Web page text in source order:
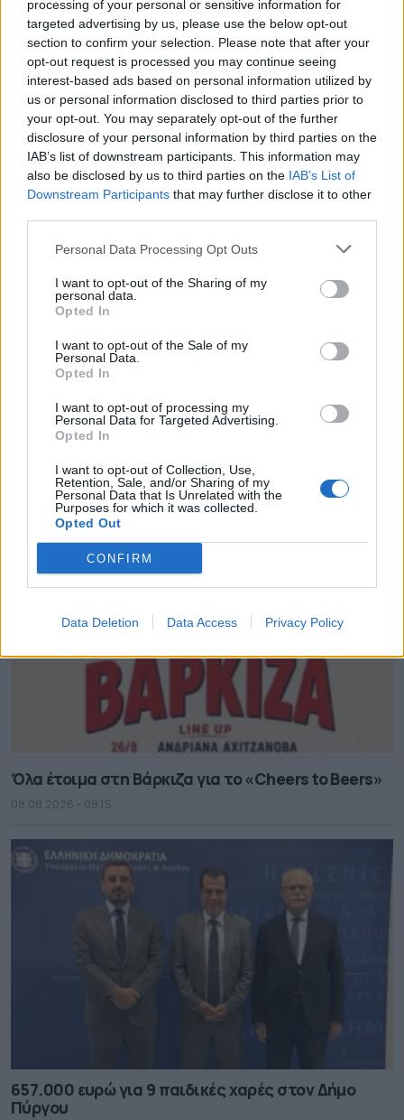
processing of your personal or sensitive information for
targeted advertising by us, please use the below opt-out
section to confirm your selection. Please note that after your
opt-out request is processed you may continue seeing
interest-based ads based on personal information utilized by
us or personal information disclosed to third parties prior to
your opt-out. You may separately opt-out of the further
disclosure of your personal information by third parties on the
IAB’s list of downstream participants. This information may
also be disclosed by us to third parties on the IAB’s List of
Downstream Participants that may further disclose it to other
Personal Data Processing Opt Outs
I want to opt-out of the Sharing of my
personal data.
Opted In
I want to opt-out of the Sale of my
Personal Data.
Opted In
I want to opt-out of processing my
Personal Data for Targeted Advertising.
Opted In
I want to opt-out of Collection, Use,
Retention, Sale, and/or Sharing of my
Personal Data that Is Unrelated with the
Purposes for which it was collected.
Opted Out
CONFIRM
Data Deletion Data Access Privacy Policy
Συνάντηση Δημάρχου Κοζάνης- Γ. Βρούτση για το
στάδιο της πόλης
08.08.2026 - 08.41
Ολοκληρωμένες δράσεις για την προστασία από
τα κουνούπια
08.08.2026 - 08.30
Όλα έτοιμα στη Βάρκιζα για το «Cheers to Beers»
08.08.2026 - 08.15
657.000 ευρώ για 9 παιδικές χαρές στον Δήμο
Πύργου